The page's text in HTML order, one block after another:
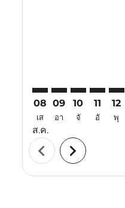
08
เส
ส.ค.
09
อา
10
จั
11
อั
12
พุ
chevron_left chevron_right